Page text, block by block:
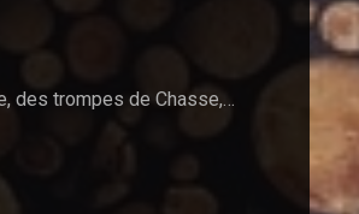
des trompes de Chasse,…